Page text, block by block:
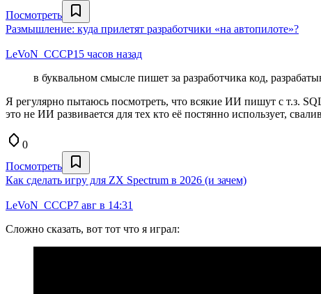
Посмотреть
Размышление: куда прилетят разработчики «на автопилоте»?
LeVoN_CCCP15 часов назад
в буквальном смысле пишет за разработчика код,
Я регулярно пытаюсь посмотреть, что всякие ИИ пишут с т.з.
это не ИИ развивается для тех кто её постянно использует,
0
Посмотреть
Как сделать игру для ZX Spectrum в 2026 (и зачем)
LeVoN_CCCP7 авг в 14:31
Сложно сказать, вот тот что я играл: